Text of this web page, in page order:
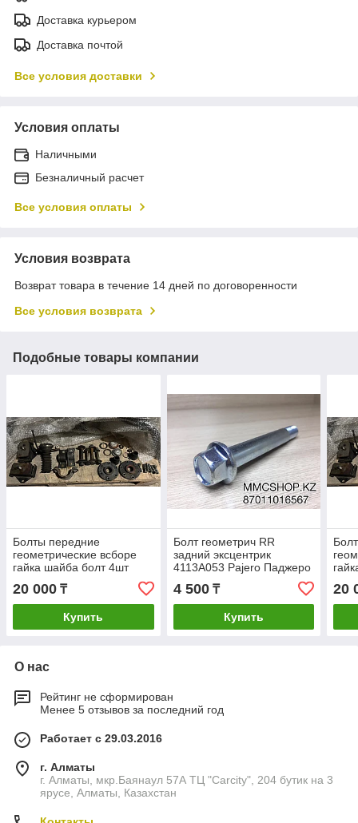
Доставка курьером
Доставка почтой
Все условия доставки
Условия оплаты
Наличными
Безналичный расчет
Все условия оплаты
Условия возврата
Возврат товара в течение 14 дней по договоренности
Все условия возврата
Подобные товары компании
Болты передние
геометрические всборе
гайка шайба болт 4шт
комплект делика булка 3.0
бензин БУ из Японии
Delica
20 000 ₸
Купить
Болт геометрич RR
задний эксцентрик
4113A053 Pajero Паджеро
4 500₸
Купить
20
О нас
Рейтинг не сформирован
Менее 5 отзывов за последний год
Работает с 29.03.2016
г. Алматы
г. Алматы, мкр.Баянаул 57А ТЦ "Carcity", 204 бутик на 3
ярусе, Алматы, Казахстан